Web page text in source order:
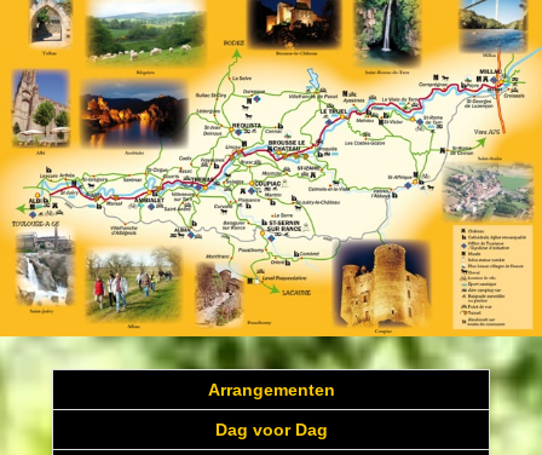
Arrangementen
Dag voor Dag